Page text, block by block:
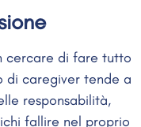
cercare di fare tutto
di caregiver tende a
responsabilità,
fallire nel proprio